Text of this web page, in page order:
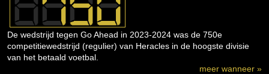
De wedstrijd tegen Go Ahead in 2023-2024 was de 750e
competitiewedstrijd (regulier) van Heracles in de hoogste divisie
van het betaald voetbal.
meer wanneer »